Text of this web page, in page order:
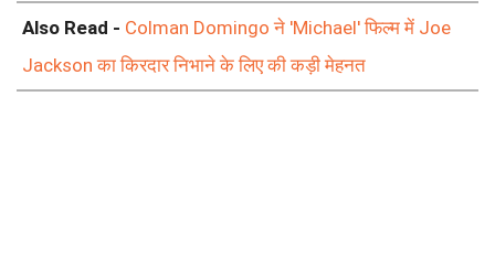
Also Read - Colman Domingo ने 'Michael' फिल्म में Joe
Jackson का किरदार निभाने के लिए की कड़ी मेहनत